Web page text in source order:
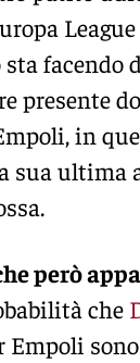
facendo
presente
in
sua ultima
però
che
Empoli